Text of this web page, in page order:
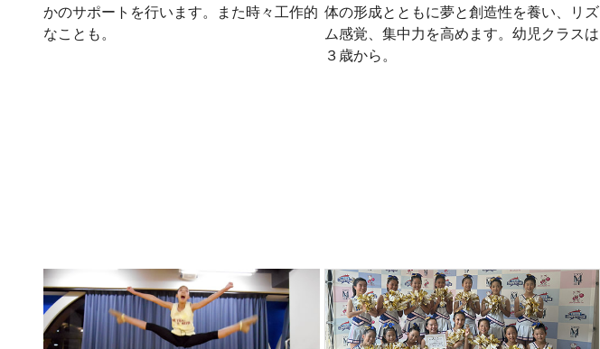
かのサポートを行います。また時々工作的
なことも。
体の形成とともに夢と創造性を養い、リズ
ム感覚、集中力を高めます。幼児クラスは
３歳から。